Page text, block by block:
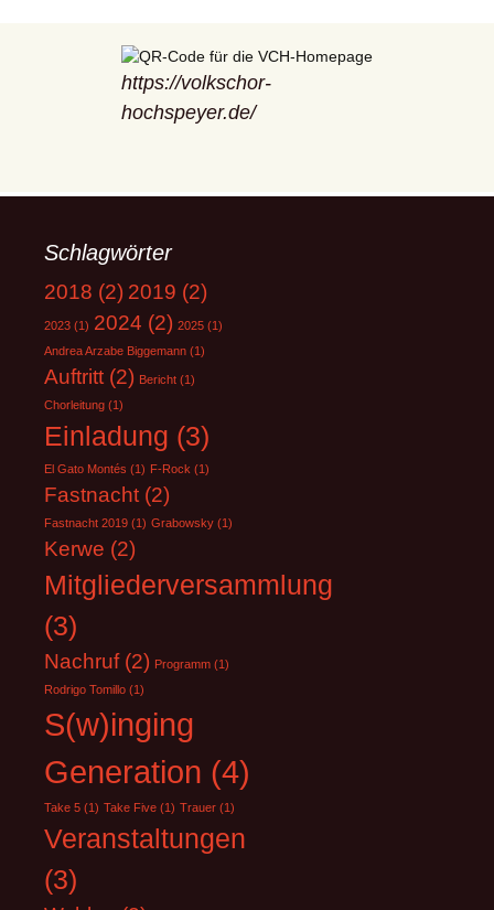
https://volkschor-
hochspeyer.de/
Schlagwörter
2018 (2) 2019 (2)
2023 (1) 2024 (2) 2025 (1)
Andrea Arzabe Biggemann (1)
Auftritt (2) Bericht (1)
Chorleitung (1)
Einladung (3)
El Gato Montés (1) F-Rock (1)
Fastnacht (2)
Fastnacht 2019 (1) Grabowsky (1)
Kerwe (2)
Mitgliederversammlung
(3)
Nachruf(2) Programm (1)
Rodrigo Tomillo (1)
S(w)inging
Generation (4)
Take 5 (1) Take Five (1) Trauer (1)
Veranstaltungen
(3)